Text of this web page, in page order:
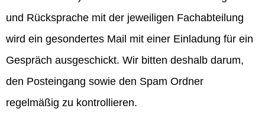
und Rücksprache mit der jeweiligen Fachabteilung
wird ein gesondertes Mail mit einer Einladung für ein
Gespräch ausgeschickt. Wir bitten deshalb darum,
den Posteingang sowie den Spam Ordner
regelmäßig zu kontrollieren.